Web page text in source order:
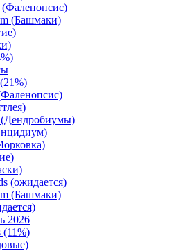
(Фаленопсис)
(Башмаки)
(ожидается)
(Башмаки)
2026
(11%)